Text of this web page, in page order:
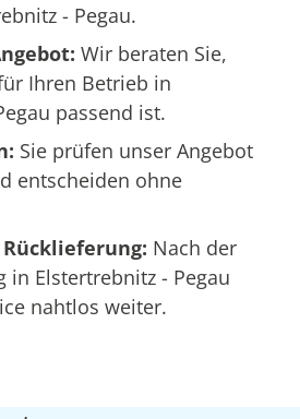
- Pegau.
Wir beraten Sie,
Ihren Betrieb in
passend ist.
Sie prüfen unser Angebot
entscheiden ohne
Nach der
in Elstertrebnitz - Pegau
nahtlos weiter.